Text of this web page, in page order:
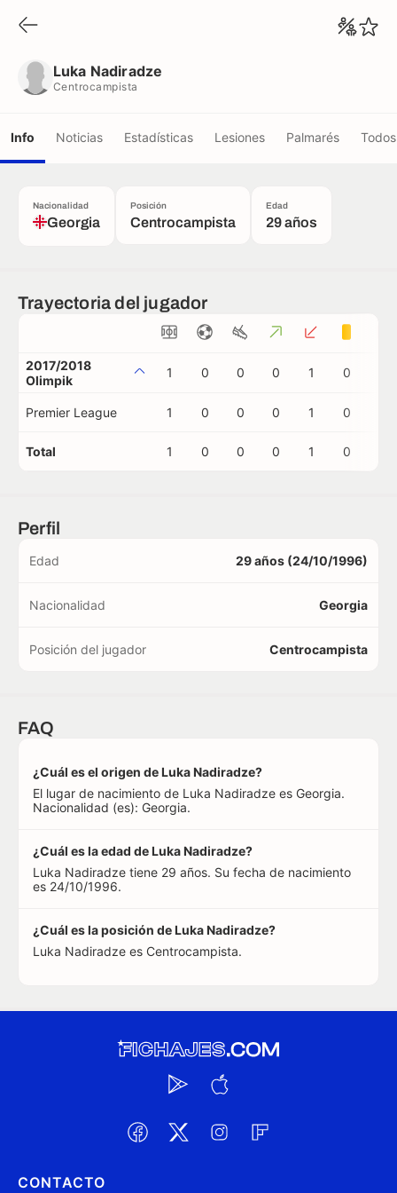
Luka Nadiradze
Centrocampista
Info Noticias Estadísticas Lesiones Palmarés
Nacionalidad
Georgia
Posición
Centrocampista
Edad
29 años
Trayectoria del jugador
2017/2018
Olimpik
1 0 0 0 1 0
Premier League 1 0 0 0 1 0
Total 1 0 0 0 1 0
Perfil
Edad 29 años (24/10/1996)
Nacionalidad Georgia
Posición del jugador Centrocampista
FAQ
¿Cuál es el origen de Luka Nadiradze?
El lugar de nacimiento de Luka Nadiradze es Georgia.
Nacionalidad (es): Georgia.
¿Cuál es la edad de Luka Nadiradze?
Luka Nadiradze tiene 29 años. Su fecha de nacimiento
es 24/10/1996.
¿Cuál es la posición de Luka Nadiradze?
Luka Nadiradze es Centrocampista.
CONTACTO